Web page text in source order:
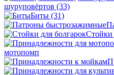
шуруповёртов (33)
Биты (31)
Стойки
мотопомп